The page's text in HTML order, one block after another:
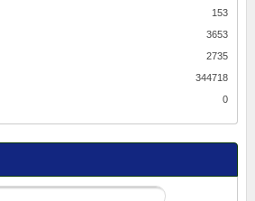
153
3653
2735
344718
0